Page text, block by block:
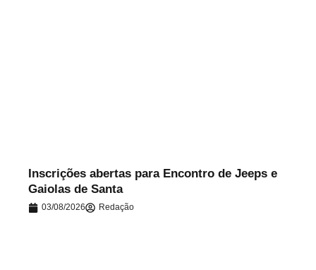
Inscrições abertas para Encontro de Jeeps e
Gaiolas de Santa
03/08/2026 Redação